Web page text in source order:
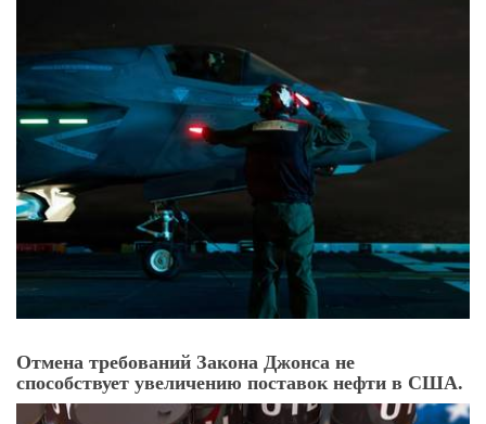
Отмена требований Закона Джонса не
способствует увеличению поставок нефти в США.